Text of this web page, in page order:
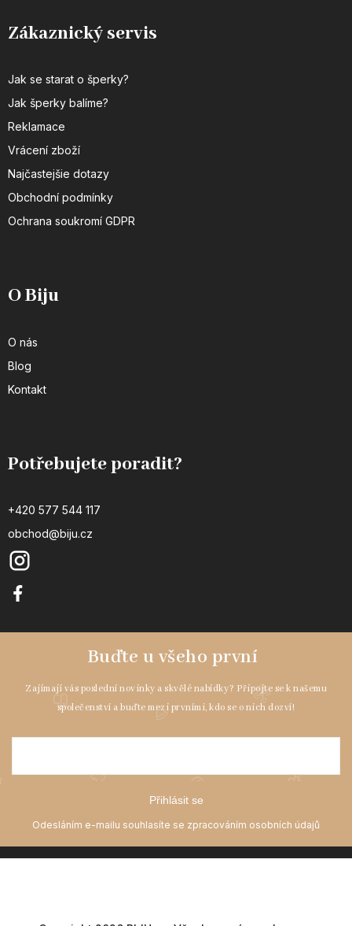
Zákaznický servis
Jak se starat o šperky?
Jak šperky balíme?
Reklamace
Vrácení zboží
Najčastejšie dotazy
Obchodní podmínky
Ochrana soukromí GDPR
O Biju
O nás
Blog
Kontakt
Potřebujete poradit?
+420 577 544 117
obchod@biju.cz
Přihlásit se